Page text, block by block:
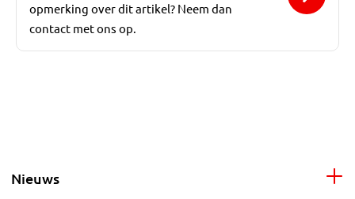
opmerking over dit artikel? Neem dan
contact met ons op.
Nieuws